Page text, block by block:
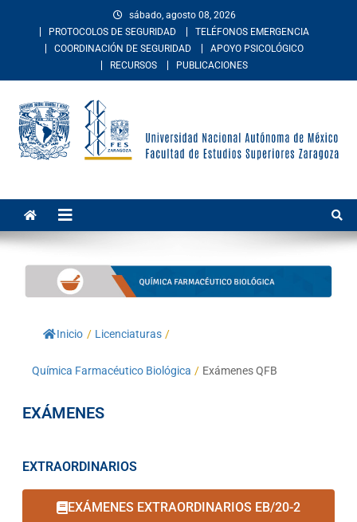
sábado, agosto 08, 2026
PROTOCOLOS DE SEGURIDAD
TELÉFONOS EMERGENCIA
COORDINACIÓN DE SEGURIDAD
APOYO PSICOLÓGICO
RECURSOS
PUBLICACIONES
Superiores Zaragoza
México. Imparte educación en los niveles de licenciatura y posgrado
en las áreas de las ciencias de la salud, sociales, del comportamiento,
Inicio / Licenciaturas /
Química Farmacéutico Biológica / Exámenes QFB
EXÁMENES
EXTRAORDINARIOS
EXÁMENES EXTRAORDINARIOS EB/20-2